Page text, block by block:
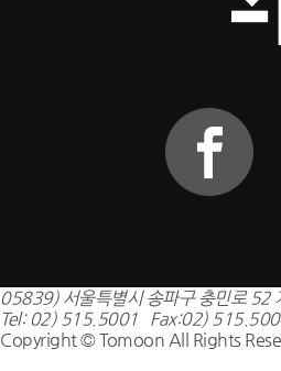
05839) 서울특별시 송파구 충민로 52
Tel: 02) 515.5001 Fax:02)
Copyright © Tomoon All Rights